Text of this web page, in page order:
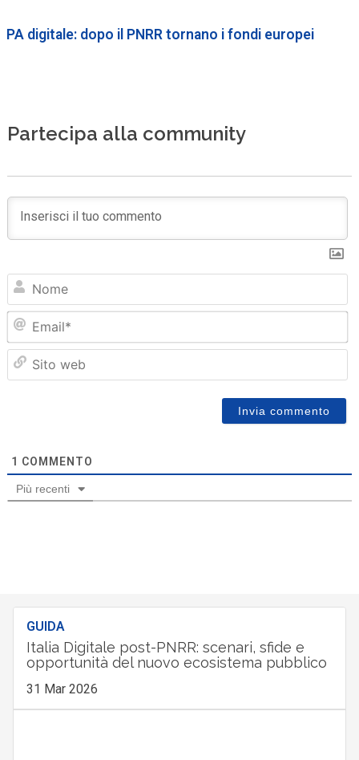
PA digitale: dopo il PNRR tornano i fondi europei
Partecipa alla community
1 COMMENTO
Più recenti
GUIDA
Italia Digitale post-PNRR: scenari, sfide e
opportunità del nuovo ecosistema pubblico
31 Mar 2026